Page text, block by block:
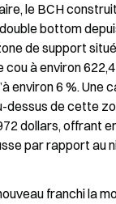
le BCH
bottom
de support
cou à environ
environ 6 %. Une
dessus de cette
dollars, offrant
par rapport au
franchi la